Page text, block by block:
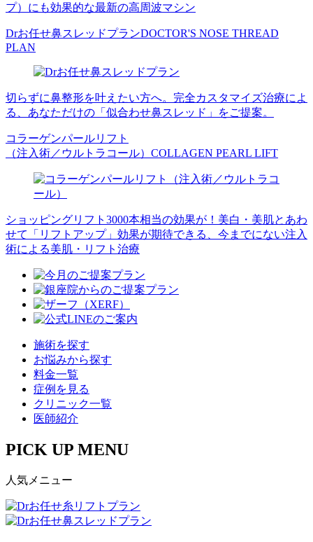
プ）にも効果的な最新の高周波マシン
Drお任せ鼻スレッドプランDOCTOR'S NOSE THREAD
PLAN
切らずに鼻整形を叶えたい方へ。完全カスタマイズ治療によ
る、あなただけの「似合わせ鼻スレッド」をご提案。
コラーゲンパールリフト
（注入術／ウルトラコール） COLLAGEN PEARL LIFT
ショッピングリフト3000本相当の効果が！美白・美肌とあわ
せて「リフトアップ」効果が期待できる、今までにない注入
術による美肌・リフト治療
施術を探す
お悩みから探す
料金一覧
症例を見る
クリニック一覧
医師紹介
PICK UP MENU
人気メニュー